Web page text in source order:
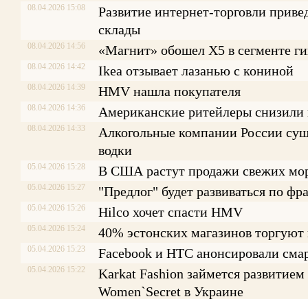
08.04.2026 15:08
Развитие интернет-торговли
склады
08.04.2026 14:56 «Магнит» обошел X5 в сегменте
08.04.2026 14:42 Ikea отзывает лазанью с кониной
08.04.2026 14:39 HMV нашла покупателя
08.04.2026 14:36 Американские ритейлеры
08.04.2026 14:33
Алкогольные компании России
водки
05.04.2026 15:28 В США растут продажи свежих
05.04.2026 15:27 "Предлог" будет развиваться по
05.04.2026 15:26 Hilco хочет спасти HMV
05.04.2026 15:24 40% эстонских магазинов
05.04.2026 15:23 Facebook и HTC анонсировали
05.04.2026 15:22
Karkat Fashion займется
Women`Secret в Украине